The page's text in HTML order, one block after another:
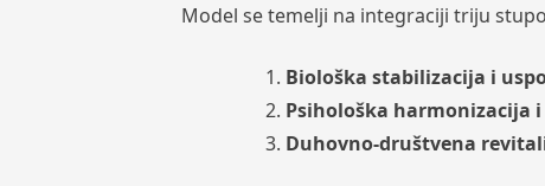
Model se temelji na integraciji triju
Biološka stabilizacija i
Psihološka harmonizacija
Duhovno-društvena